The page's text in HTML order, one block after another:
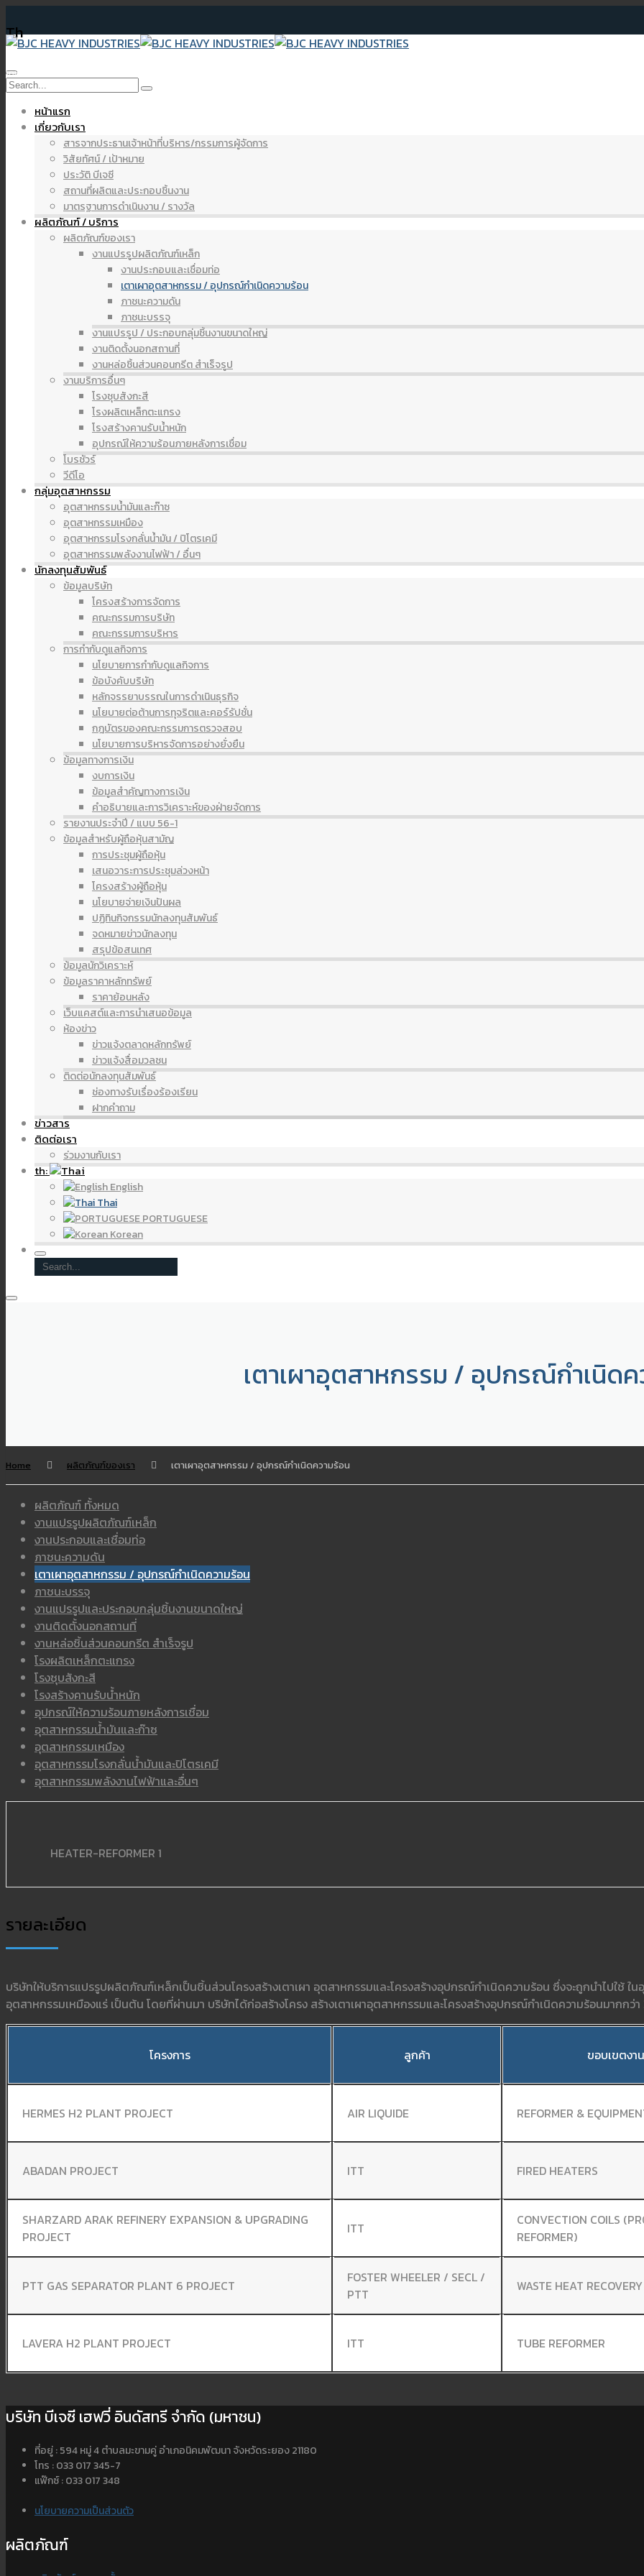
Th
มายข่าว งบการเงินประจำปี 2567
หน้าแรก
เกี่ยวกับเรา
สารจากประธานเจ้าหน้าที่บริหาร/กรรมการผู้จัดการ
วิสัยทัศน์ / เป้าหมาย
ประวัติ บีเจซี
สถานที่ผลิตและประกอบชิ้นงาน
มาตรฐานการดำเนินงาน / รางวัล
ผลิตภัณฑ์ / บริการ
ผลิตภัณฑ์ของเรา
งานแปรรูปผลิตภัณฑ์เหล็ก
งานประกอบและเชื่อมท่อ
เตาเผาอุตสาหกรรม / อุปกรณ์กำเนิดความร้อน
ภาชนะความดัน
ภาชนะบรรจุ
งานแปรรูป / ประกอบกลุ่มชิ้นงานขนาดใหญ่
งานติดตั้งนอกสถานที่
งานหล่อชิ้นส่วนคอนกรีต สำเร็จรูป
งานบริการอื่นๆ
โรงชุบสังกะสี
โรงผลิตเหล็กตะแกรง
โรงสร้างคานรับน้ำหนัก
อุปกรณ์ให้ความร้อนภายหลังการเชื่อม
โบรชัวร์
วีดีโอ
กลุ่มอุตสาหกรรม
อุตสาหกรรมน้ำมันและก๊าซ
อุตสาหกรรมเหมือง
อุตสาหกรรมโรงกลั่นน้ำมัน / ปิโตรเคมี
อุตสาหกรรมพลังงานไฟฟ้า / อื่นๆ
นักลงทุนสัมพันธ์
ข้อมูลบริษัท
โครงสร้างการจัดการ
คณะกรรมการบริษัท
คณะกรรมการบริหาร
การกำกับดูแลกิจการ
นโยบายการกำกับดูแลกิจการ
ข้อบังคับบริษัท
หลักจรรยาบรรณในการดำเนินธุรกิจ
นโยบายต่อต้านการทุจริตและคอร์รัปชั่น
กฎบัตรของคณะกรรมการตรวจสอบ
นโยบายการบริหารจัดการอย่างยั่งยืน
ข้อมูลทางการเงิน
งบการเงิน
ข้อมูลสำคัญทางการเงิน
คำอธิบายและการวิเคราะห์ของฝ่ายจัดการ
รายงานประจำปี / แบบ 56-1
ข้อมูลสำหรับผู้ถือหุ้นสามัญ
การประชุมผู้ถือหุ้น
เสนอวาระการประชุมล่วงหน้า
โครงสร้างผู้ถือหุ้น
นโยบายจ่ายเงินปันผล
ปฏิทินกิจกรรมนักลงทุนสัมพันธ์
จดหมายข่าวนักลงทุน
สรุปข้อสนเทศ
ข้อมูลนักวิเคราะห์
ข้อมูลราคาหลักทรัพย์
ราคาย้อนหลัง
เว็บแคสต์และการนำเสนอข้อมูล
ห้องข่าว
ข่าวแจ้งตลาดหลักทรัพย์
ข่าวแจ้งสื่อมวลชน
ติดต่อนักลงทุนสัมพันธ์
ช่องทางรับเรื่องร้องเรียน
ฝากคำถาม
ข่าวสาร
ติดต่อเรา
ร่วมงานกับเรา
th:
English
Thai
PORTUGUESE
Korean
เตาเผาอุตสาหกรรม / อุปกรณ์กำเนิด
Home ผลิตภัณฑ์ของเรา เตาเผาอุตสาหกรรม / อุปกรณ์กำเนิดความร้อน
ผลิตภัณฑ์ ทั้งหมด
งานแปรรูปผลิตภัณฑ์เหล็ก
งานประกอบและเชื่อมท่อ
ภาชนะความดัน
เตาเผาอุตสาหกรรม / อุปกรณ์กำเนิดความร้อน
ภาชนะบรรจุ
งานแปรรูปและประกอบกลุ่มชิ้นงานขนาดใหญ่
งานติดตั้งนอกสถานที่
งานหล่อชิ้นส่วนคอนกรีต สำเร็จรูป
โรงผลิตเหล็กตะแกรง
โรงชุบสังกะสี
โรงสร้างคานรับน้ำหนัก
อุปกรณ์ให้ความร้อนภายหลังการเชื่อม
อุตสาหกรรมน้ำมันและก๊าซ
อุตสาหกรรมเหมือง
อุตสาหกรรมโรงกลั่นน้ำมันและปิโตรเคมี
อุตสาหกรรมพลังงานไฟฟ้าและอื่นๆ
HEATER-REFORMER 1
รายละเอียด
บริษัทให้บริการแปรรูปผลิตภัณฑ์เหล็กเป็นชิ้นส่วนโครงสร้างเตาเผา อุตสาหกรรมและโครงสร้างอุปกรณ์กำเนิดความร้อน ซึ่งจะถูกนำไปใช้
อุตสาหกรรมเหมืองแร่ เป็นต้น โดยที่ผ่านมา บริษัทได้ก่อสร้างโครง สร้างเตาเผาอุตสาหกรรมและโครงสร้างอุปกรณ์กำเนิดความร้อนมากกว่
โครงการ ลูกค้า ขอบเขตงาน
HERMES H2 PLANT PROJECT AIR LIQUIDE REFORMER &
ABADAN PROJECT ITT FIRED HEATERS
SHARZARD ARAK REFINERY EXPANSION & UPGRADING
PROJECT
ITT
CONVECTION COILS
REFORMER)
PTT GAS SEPARATOR PLANT 6 PROJECT
FOSTER WHEELER / SECL /
PTT
WASTE HEAT
LAVERA H2 PLANT PROJECT ITT TUBE REFORMER
บริษัท บีเจซี เฮฟวี่ อินดัสทรี จำกัด (มหาชน)
ที่อยู่ : 594 หมู่ 4 ตำบลมะขามคู่ อำเภอนิคมพัฒนา จังหวัดระยอง 21180
โทร : 033 017 345-7
แฟ๊กซ์ : 033 017 348
นโยบายความเป็นส่วนตัว
ผลิตภัณฑ์